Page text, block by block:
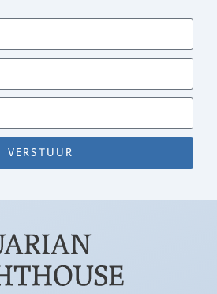
VERSTUUR